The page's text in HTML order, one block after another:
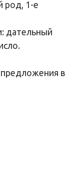
род 1-е
дательный
в